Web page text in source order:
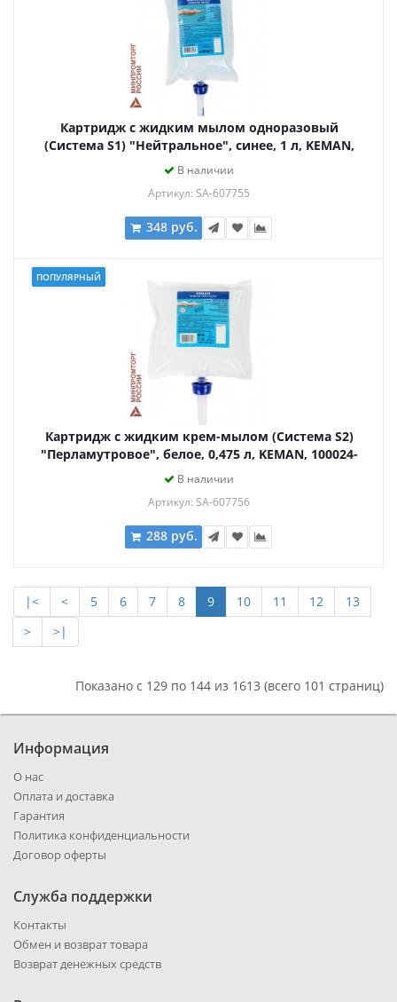
Картридж с жидким мылом одноразовый
(Система S1) "Нейтральное", синее, 1 л, KEMAN,
100024-1000
В наличии
Артикул: SA-607755
348 руб.
ПОПУЛЯРНЫЙ
Картридж с жидким крем-мылом (Система S2)
"Перламутровое", белое, 0,475 л, KEMAN, 100024-
В наличии
Артикул: SA-607756
288 руб.
|< < 5 6 7 8 9 10 11 12
13
>
>|
Показано с 129 по 144 из 1613 (всего 101 страниц)
Информация
О нас
Оплата и доставка
Гарантия
Политика конфиденциальности
Договор оферты
Служба поддержки
Контакты
Обмен и возврат товара
Возврат денежных средств